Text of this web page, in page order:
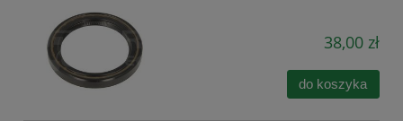
38,00 zł
do koszyka